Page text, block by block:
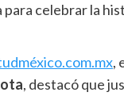
celebrar la
,
, destacó que